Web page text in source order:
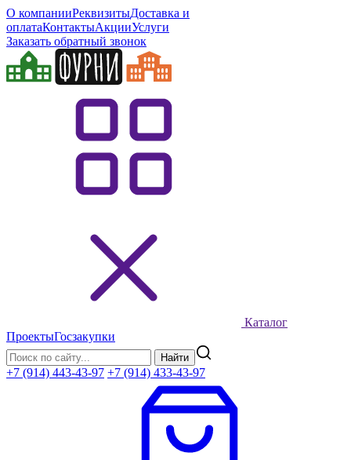
О компанииРеквизитыДоставка и
оплатаКонтактыАкцииУслуги
Заказать обратный звонок
Каталог
ПроектыГосзакупки
Найти
+7 (914) 443-43-97 +7 (914) 433-43-97